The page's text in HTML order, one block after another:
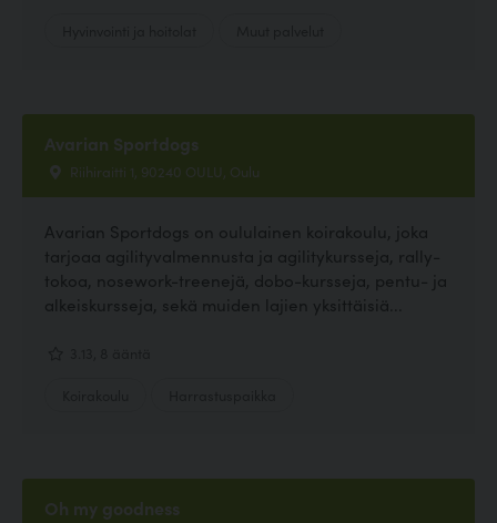
Avarian Sportdogs
Riihiraitti 1, 90240 OULU, Oulu
Avarian Sportdogs on oululainen koirakoulu, joka
tarjoaa agilityvalmennusta ja agilitykursseja, rally-
tokoa, nosework-treenejä, dobo-kursseja, pentu- ja
alkeiskursseja, sekä muiden lajien yksittäisiä...
Oh my goodness